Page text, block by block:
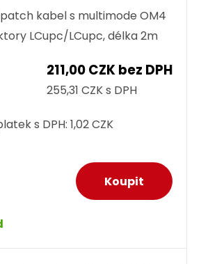
kabel s multimode OM4
LCupc/LCupc, délka 2m
211,00 CZK bez DPH
255,31 CZK s DPH
s DPH: 1,02 CZK